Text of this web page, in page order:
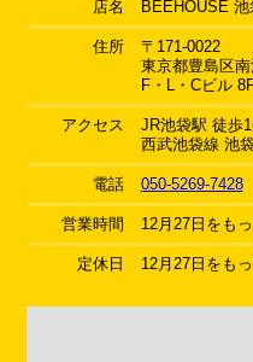
店名 BEEHOUSE 池
住所
〒171-0022
東京都豊島区
F・L・Cビル
アクセス
JR池袋駅 徒歩
西武池袋線 池
電話 050-5269-7428
営業時間 12月27日をも
定休日 12月27日をも